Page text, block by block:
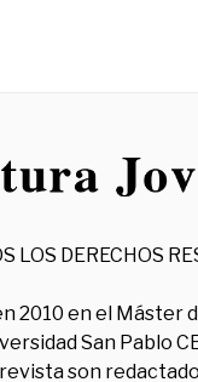
LOS DERECHOS
2010 en el Máster
San Pablo
son